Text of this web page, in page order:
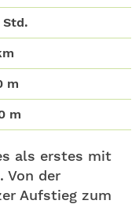
Std.
m
m
als erstes mit
Von der
Aufstieg zum